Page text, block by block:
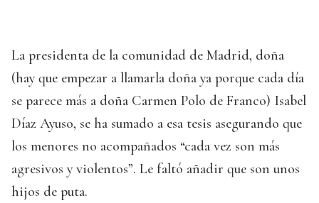
La presidenta de la comunidad de Madrid, doña
(hay que empezar a llamarla doña ya porque cada día
se parece más a doña Carmen Polo de Franco) Isabel
Díaz Ayuso, se ha sumado a esa tesis asegurando que
los menores no acompañados “cada vez son más
agresivos y violentos”. Le faltó añadir que son unos
hijos de puta.